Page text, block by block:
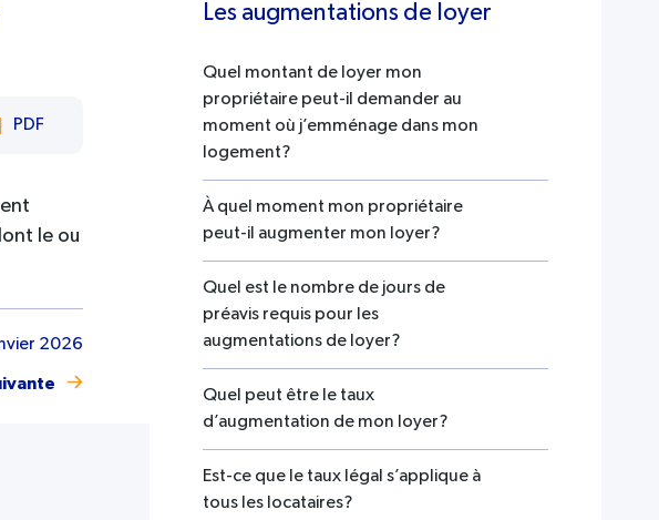
PDF
le ou
2026
Les augmentations de loyer
Quel montant de loyer mon
propriétaire peut-il demander au
moment où j’emménage dans mon
logement?
À quel moment mon propriétaire
peut-il augmenter mon loyer?
Quel est le nombre de jours de
préavis requis pour les
augmentations de loyer?
Quel peut être le taux
d’augmentation de mon loyer?
Est-ce que le taux légal s’applique à
tous les locataires?